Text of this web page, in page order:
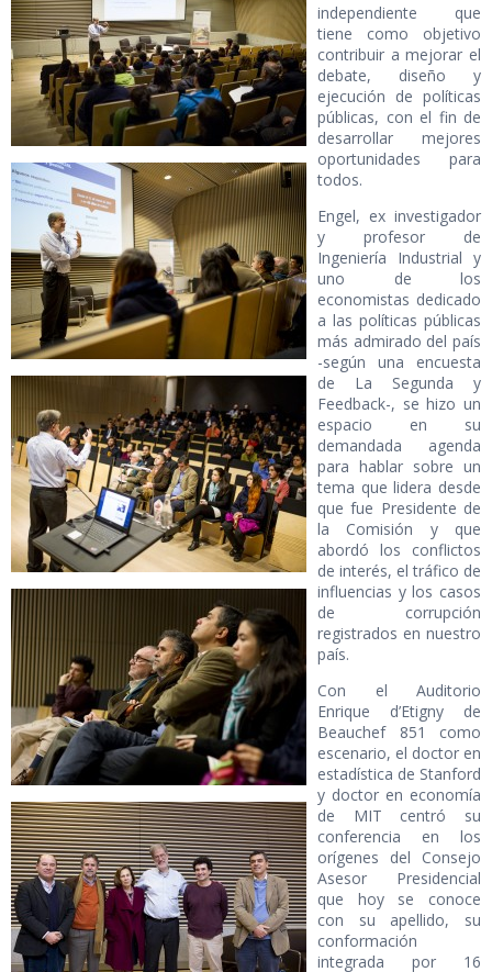
independiente que
tiene como objetivo
contribuir a mejorar el
debate, diseño y
ejecución de políticas
públicas, con el fin de
desarrollar mejores
oportunidades para
todos.
Engel, ex investigador
y profesor de
Ingeniería Industrial y
uno de los
economistas dedicado
a las políticas públicas
más admirado del país
-según una encuesta
de La Segunda y
Feedback-, se hizo un
espacio en su
demandada agenda
para hablar sobre un
tema que lidera desde
que fue Presidente de
la Comisión y que
abordó los conflictos
de interés, el tráfico de
influencias y los casos
de corrupción
registrados en nuestro
país.
Con el Auditorio
Enrique d’Etigny de
Beauchef 851 como
escenario, el doctor en
estadística de Stanford
y doctor en economía
de MIT centró su
conferencia en los
orígenes del Consejo
Asesor Presidencial
que hoy se conoce
con su apellido, su
conformación
integrada por 16